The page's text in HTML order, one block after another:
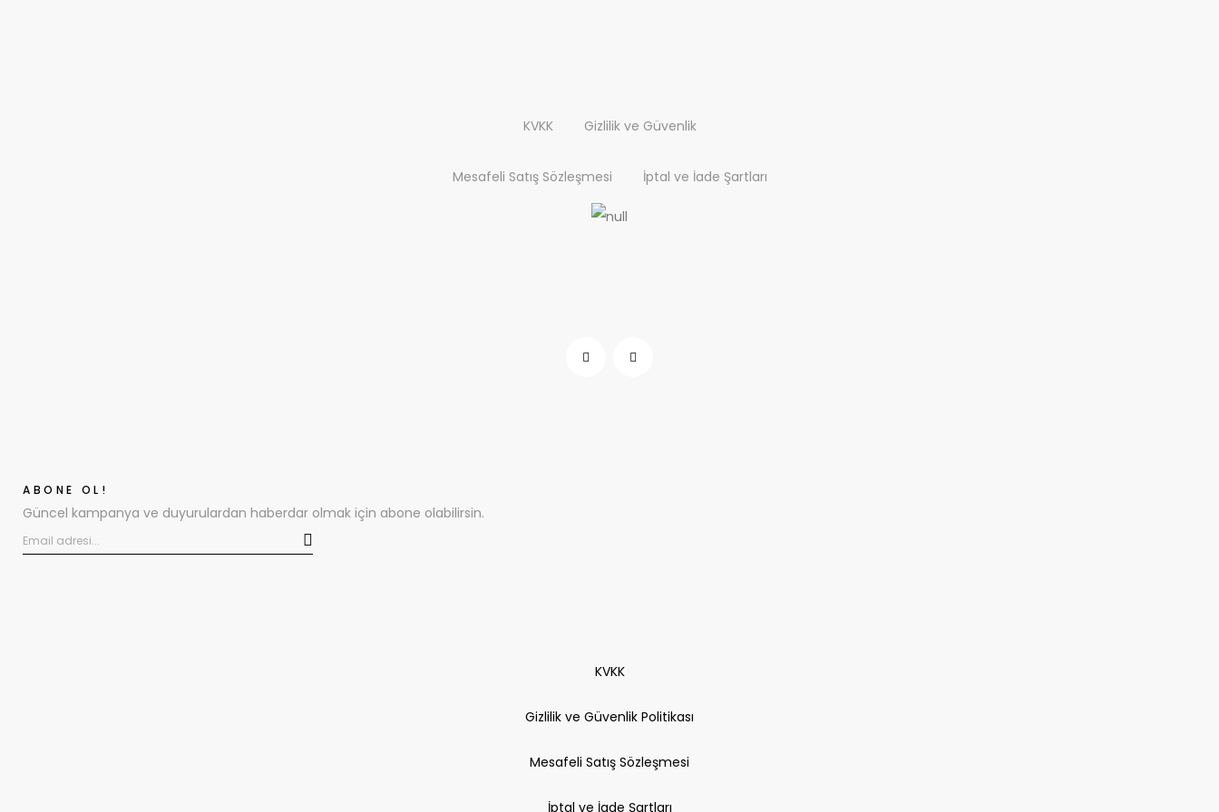
KVKK Gizlilik ve Güvenlik
Mesafeli Satış Sözleşmesi İptal ve İade Şartları
ABONE OL!
Güncel kampanya ve duyurulardan haberdar olmak için abone olabilirsin.
KVKK
Gizlilik ve Güvenlik Politikası
Mesafeli Satış Sözleşmesi
İptal ve İade Şartları